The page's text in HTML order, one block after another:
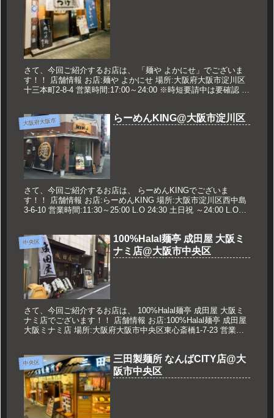
さて、今回ご紹介するお店は、 「麺や よかにせ」でございま
す！！ 店舗情報 お店:麺や よかにせ 場所:大阪府大阪市淀川区
十三本町2-8-4 営業時間:17:00～24:00 ※時短要請中は要確認 定
大阪府大阪市 らーめんKING@大阪市淀川区
さて、今回ご紹介するお店は、 らーめんKINGでございま
す！！ 店舗情報 お店:らーめんKING 場所:大阪市淀川区西中島
3-6-10 営業時間:11:30～25:00 L.O 24:30 土日祝 ～24:00 L.O
中央区
100%Halal麺亭 成田屋 大阪ミ
ナミ店@大阪市中央区
さて、今回ご紹介するお店は、 100%Halal麺亭 成田屋 大阪ミ
ナミ店でございます！！ 店舗情報 お店:100%Halal麺亭 成田屋
大阪ミナミ店 場所:大阪府大阪市中央区東心斎橋1-7-23 営業時
中央区
三田製麺所 なんばCITY店@大
阪市中央区